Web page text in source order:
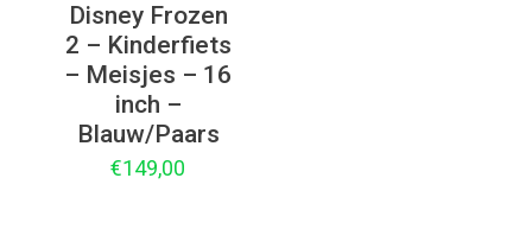
Disney Frozen
2 – Kinderfiets
– Meisjes – 16
inch –
Blauw/Paars
€149,00